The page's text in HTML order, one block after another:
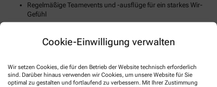
Cookie-Einwilligung verwalten
Wir setzen Cookies, die für den Betrieb der Website technisch erforderlich
sind. Darüber hinaus verwenden wir Cookies, um unsere Website für Sie
optimal zu gestalten und fortlaufend zu verbessern. Mit Ihrer Zustimmung
Regelmäßige Teamevents und -ausflüge für ein starkes Wir-
Gefühl
Apotheke
Unterstützung bei der Wohnungssuche oder Umzugskosten
Fortschrittliche Digitalisierungs- und Technologiestrategie
Gesundheits- und Fitnessangebote zur Stärkung des